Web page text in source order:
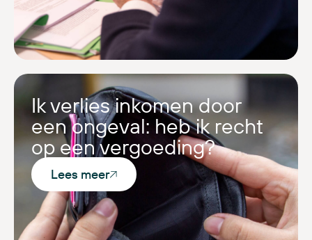
Ik verlies inkomen door
een ongeval: heb ik recht
op een vergoeding?
Lees meer